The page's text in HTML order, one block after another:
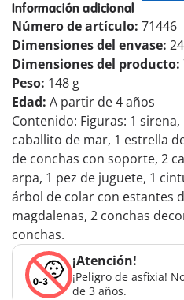
Información adicional
Número de artículo: 71446
Dimensiones del envase:
Dimensiones del producto:
Peso: 148 g
Edad: A partir de 4 años
Contenido: Figuras: 1
caballito de mar, 1 estrella
de conchas con soporte, 2
arpa, 1 pez de juguete, 1
árbol de colar con estantes
magdalenas, 2 conchas
conchas.
¡Atención!
¡Peligro de asfixia!
de 3 años.